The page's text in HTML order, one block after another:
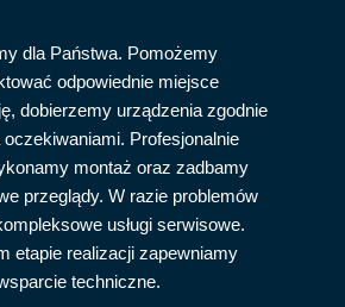
dla Państwa. Pomożemy
odpowiednie miejsce
dobierzemy urządzenia zgodnie
Profesjonalnie
montaż oraz zadbamy
przeglądy. W razie problemów
usługi serwisowe.
etapie realizacji zapewniamy
techniczne.